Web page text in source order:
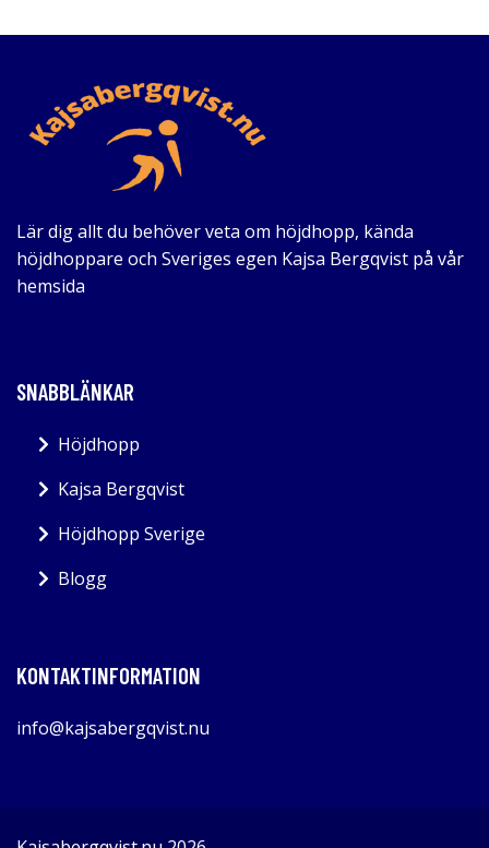
Lär dig allt du behöver veta om höjdhopp, kända
höjdhoppare och Sveriges egen Kajsa Bergqvist på vår
hemsida
SNABBLÄNKAR
Höjdhopp
Kajsa Bergqvist
Höjdhopp Sverige
Blogg
KONTAKTINFORMATION
info@kajsabergqvist.nu